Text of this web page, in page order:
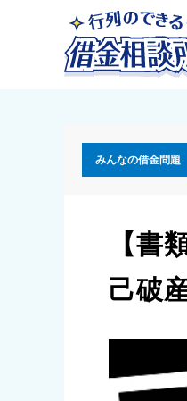
みんなの借金問題
【書
己破